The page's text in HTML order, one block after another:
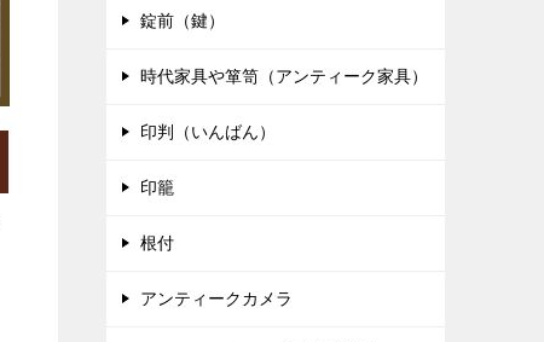
錠前（鍵）
時代家具や箪笥（アンティーク家具）
印判（いんばん）
印籠
根付
アンティークカメラ